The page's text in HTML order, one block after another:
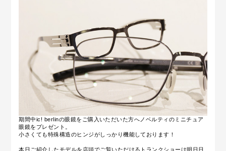
期間中ic! berlinの眼鏡をご購入いただいた方へノベルティのミニチュア
眼鏡をプレゼント。
小さくても特殊構造のヒンジがしっかり機能しております！
本日ご紹介したモデルを店頭でご覧いただけるトランクショーは明日日